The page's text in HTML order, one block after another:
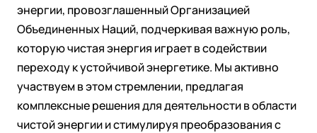
энергии, провозглашенный Организацией
Объединенных Наций, подчеркивая важную роль,
которую чистая энергия играет в содействии
переходу к устойчивой энергетике. Мы активно
участвуем в этом стремлении, предлагая
комплексные решения для деятельности в области
чистой энергии и стимулируя преобразования с